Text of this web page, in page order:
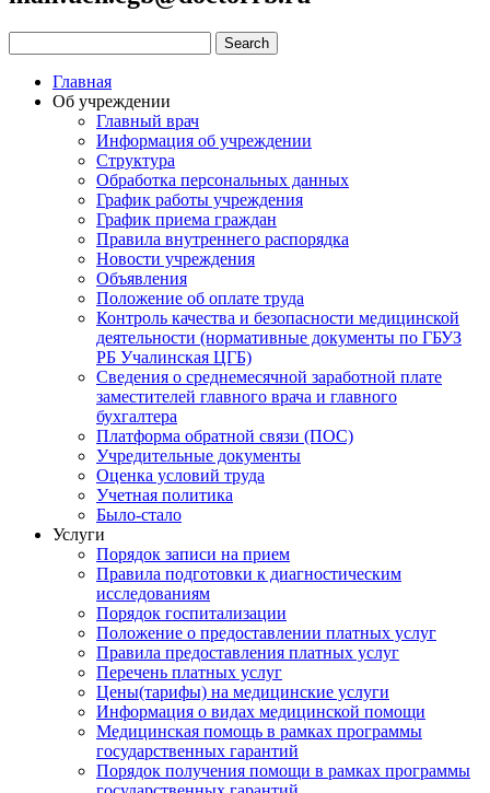
Главная
Об учреждении
Главный врач
Информация об учреждении
Структура
Обработка персональных данных
График работы учреждения
График приема граждан
Правила внутреннего распорядка
Новости учреждения
Объявления
Положение об оплате труда
Контроль качества и безопасности медицинской
деятельности (нормативные документы по ГБУЗ
РБ Учалинская ЦГБ)
Сведения о среднемесячной заработной плате
заместителей главного врача и главного
бухгалтера
Платформа обратной связи (ПОС)
Учредительные документы
Оценка условий труда
Учетная политика
Было-стало
Услуги
Порядок записи на прием
Правила подготовки к диагностическим
исследованиям
Порядок госпитализации
Положение о предоставлении платных услуг
Правила предоставления платных услуг
Перечень платных услуг
Цены(тарифы) на медицинские услуги
Информация о видах медицинской помощи
Медицинская помощь в рамках программы
государственных гарантий
Порядок получения помощи в рамках программы